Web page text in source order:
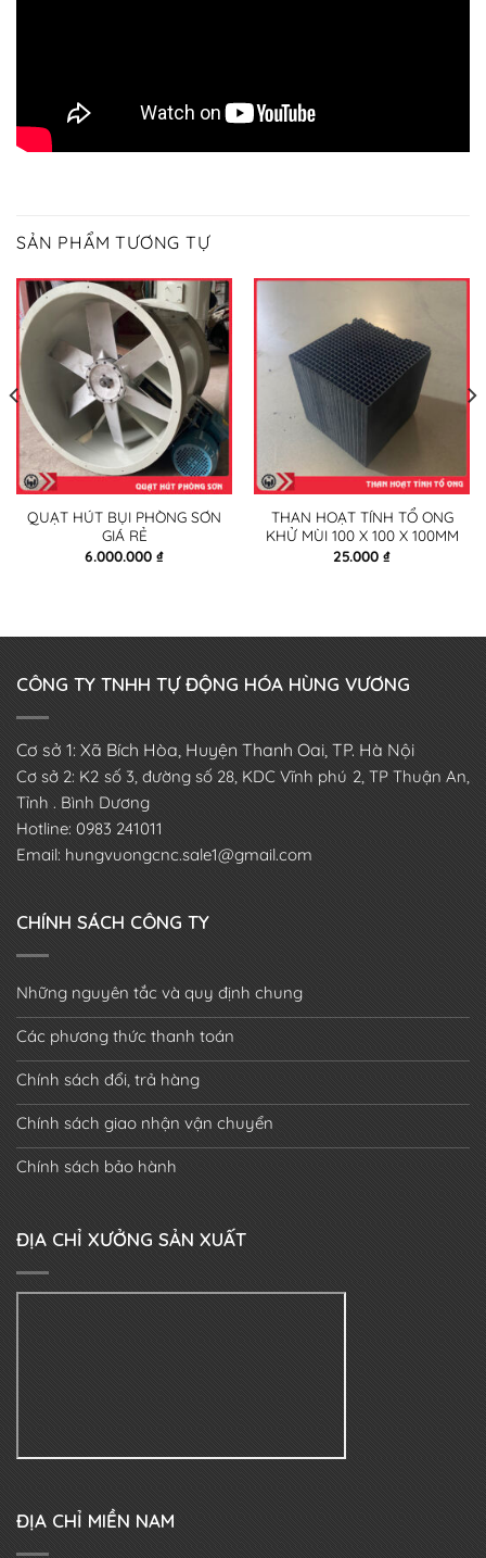
SẢN PHẨM TƯƠNG TỰ
QUẠT HÚT BỤI PHÒNG SƠN
GIÁ RẺ
6.000.000 ₫
THAN HOẠT TÍNH TỔ ONG
KHỬ MÙI 100 X 100 X 100MM
25.000 ₫
CÔNG TY TNHH TỰ ĐỘNG HÓA HÙNG VƯƠNG
Cơ sở 1: Xã Bích Hòa, Huyện Thanh Oai, TP. Hà Nội
Cơ sở 2: K2 số 3, đường số 28, KDC Vĩnh phú 2, TP Thuận An,
Tỉnh . Bình Dương
Hotline: 0983 241011
Email: hungvuongcnc.sale1@gmail.com
CHÍNH SÁCH CÔNG TY
Những nguyên tắc và quy định chung
Các phương thức thanh toán
Chính sách đổi, trả hàng
Chính sách giao nhận vận chuyển
Chính sách bảo hành
ĐỊA CHỈ XƯỞNG SẢN XUẤT
ĐỊA CHỈ MIỀN NAM